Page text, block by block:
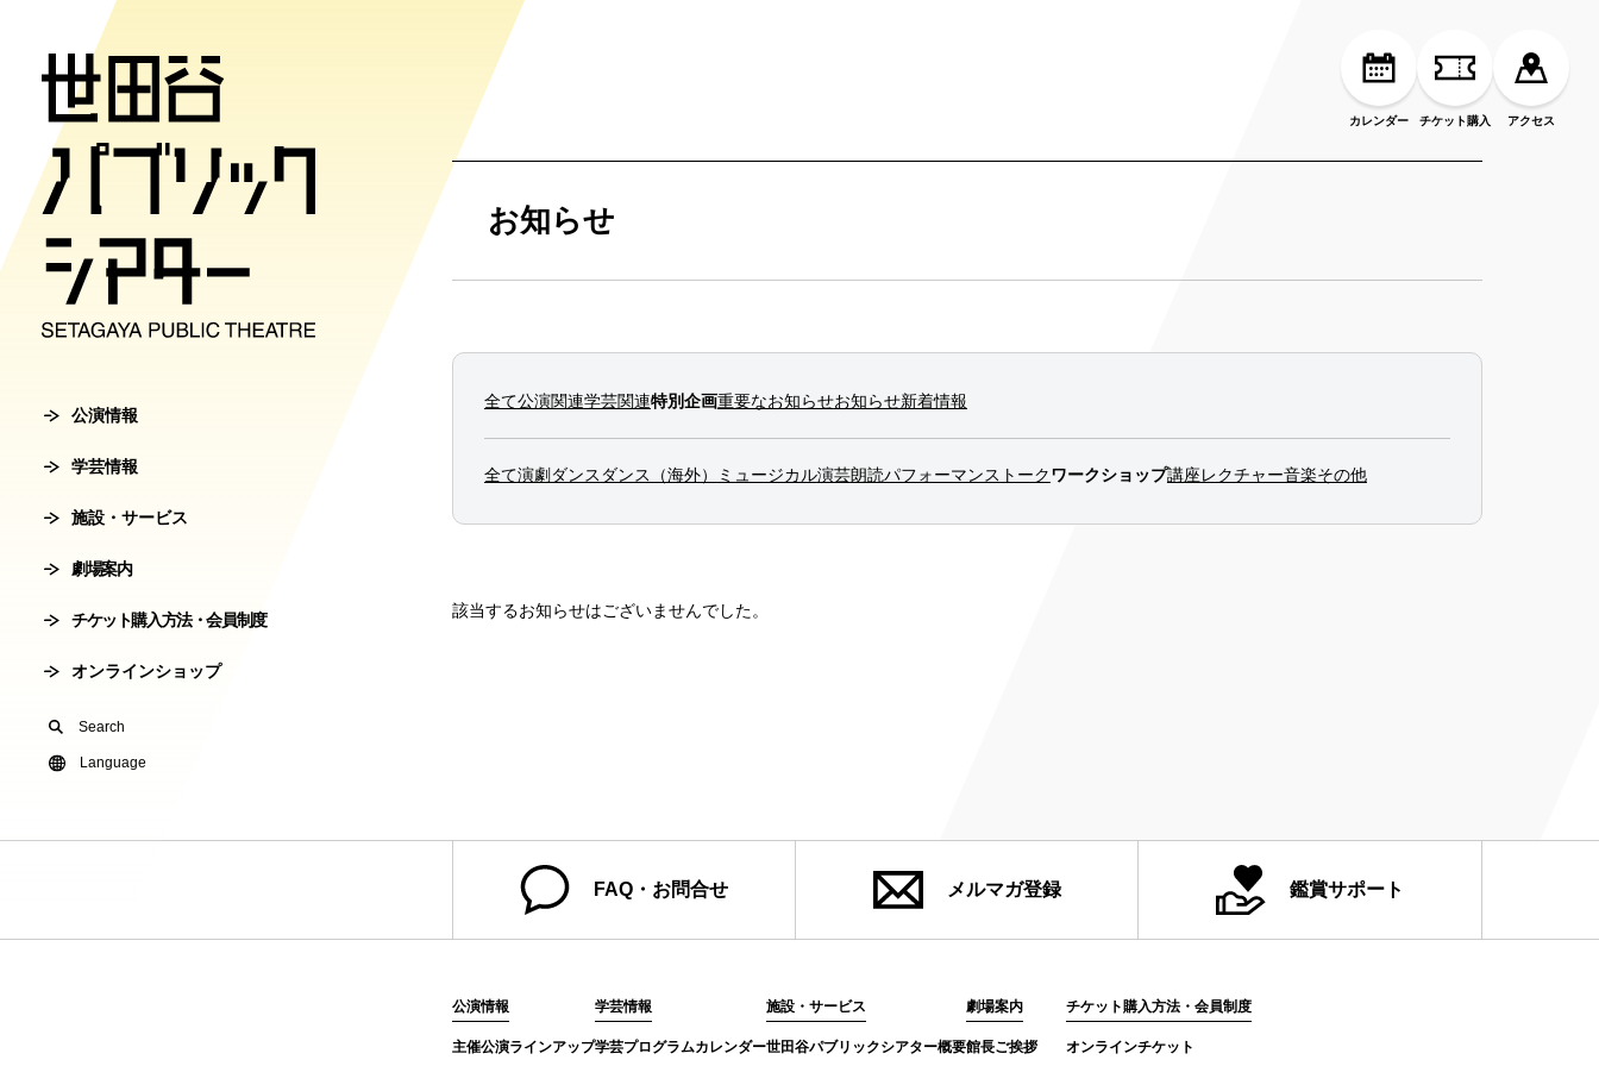
公演情報
公演情報
主催公演ラインアップ
公演カレンダー
チケット発売情報
公演アーカイブ
学芸情報
学芸情報
学芸プログラムカレンダー
学芸プログラムアーカイブ
学芸刊行物
施設・サービス
施設・サービス
世田谷パブリックシアター概要
シアタートラム概要
鑑賞サポート
劇場案内
劇場案内
館長ご挨拶
芸術監督ご挨拶
協賛・協力
チケット購入方法・会員制度
チケット購入方法・会員制度
チケット購入方法
オンラインチケット
転売行為の禁止について
オンラインショップ
Search
Language
カレンダー チケット購入 アクセス
お知らせ
全て公演関連学芸関連特別企画重要なお知らせお知らせ新着情報
全て演劇 ダンス ダンス（海外） ミュージカル演芸朗読パフォーマンス トークワークショップ講座レクチャー音楽その他
該当するお知らせはございませんでした。
FAQ・お問合せ メルマガ登録 鑑賞サポート
公演情報
主催公演ラインアップ
学芸情報
学芸プログラムカレンダー
施設・サービス
世田谷パブリックシアター概要
劇場案内
館長ご挨拶
チケット購入方法・会員制度
オンラインチケット